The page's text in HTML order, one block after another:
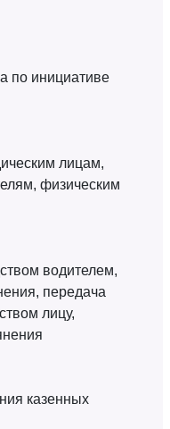
по инициативе
лицам,
физическим
водителем,
передача
лицу,
казенных